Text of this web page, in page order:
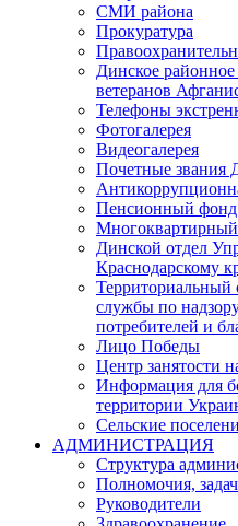
СМИ района
Прокуратура
Динское
ветеранов
Телефоны
Фотогалерея
Видеогалерея
Почетные звания
Пенсионный фонд
Динской отдел
Краснодарскому
Территориальный
службы по
потребителей и
Лицо Победы
Центр занятости
Информация для
территории
Сельские
АДМИНИСТРАЦИЯ
Структура
Полномочия,
Руководители